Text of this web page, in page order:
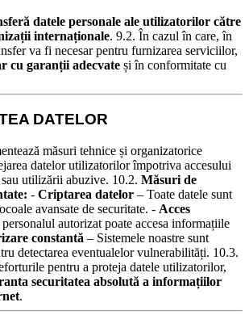
datele personale ale utilizatorilor către
internaționale. 9.2. În cazul în care, în
va fi necesar pentru furnizarea serviciilor,
cu garanții adecvate și în conformitate cu
DATELOR
măsuri tehnice și organizatorice
datelor utilizatorilor împotriva accesului
utilizării abuzive. 10.2. Măsuri de
- Criptarea datelor – Toate datele sunt
avansate de securitate. - Acces
autorizat poate accesa informațiile
constantă – Sistemele noastre sunt
detectarea eventualelor vulnerabilități. 10.3.
pentru a proteja datele utilizatorilor,
securitatea absolută a informațiilor
.